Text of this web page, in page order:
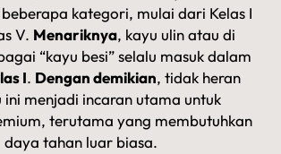
kategori, mulai dari Kelas I
V. Menariknya, kayu ulin atau di
“kayu besi” selalu masuk dalam
I. Dengan demikian, tidak heran
ini menjadi incaran utama untuk
terutama yang membutuhkan
daya tahan luar biasa.